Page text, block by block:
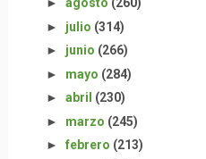
► julio (314)
► junio (266)
► mayo (284)
► abril (230)
► marzo (245)
► febrero (213)